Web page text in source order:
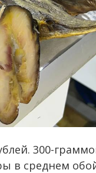
300-
в среднем